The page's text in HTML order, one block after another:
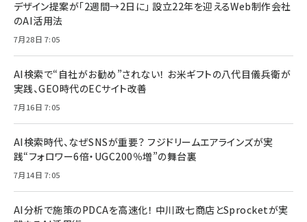
デザイン提案が「2週間→2日に」 設立22年を迎えるWeb制作会社
のAI活用法
7月28日 7:05
AI検索で“自社がお勧め”されない！ お米ギフトの八代目儀兵衛が
実践、GEO時代のECサイト改善
7月16日 7:05
AI検索時代、なぜSNSが重要？ フジドリームエアラインズが実
践“フォロワー6倍・UGC200％増”の舞台裏
7月14日 7:05
AI分析で施策のPDCAを高速化！ 中川政七商店とSprocketが実